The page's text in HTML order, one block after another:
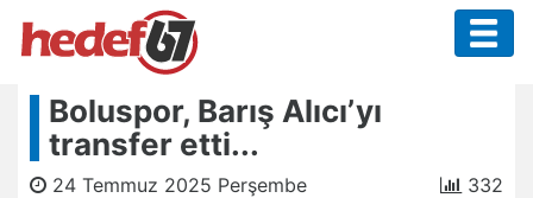
Boluspor, Barış Alıcı’yı
transfer etti...
24 Temmuz 2025 Perşembe 332